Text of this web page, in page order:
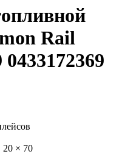
Rail
20 × 70